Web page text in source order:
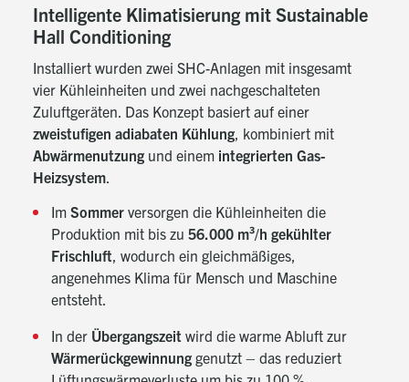
Intelligente Klimatisierung mit Sustainable
Hall Conditioning
Installiert wurden zwei SHC-Anlagen mit insgesamt
vier Kühleinheiten und zwei nachgeschalteten
Zuluftgeräten. Das Konzept basiert auf einer
zweistufigen adiabaten Kühlung, kombiniert mit
Abwärmenutzung und einem integrierten Gas-
Heizsystem.
Im Sommer versorgen die Kühleinheiten die
Produktion mit bis zu 56.000 m³/h gekühlter
Frischluft, wodurch ein gleichmäßiges,
angenehmes Klima für Mensch und Maschine
entsteht.
In der Übergangszeit wird die warme Abluft zur
Wärmerückgewinnung genutzt – das reduziert